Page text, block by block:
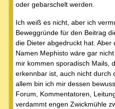
oder gebarschelt werden.
Ich weiß es nicht, aber ich
Beweggründe für den Beitrag
die Dieter abgedruckt hat. Aber
Namen Mephisto wäre gar
mir kommen sporadisch Mails,
erkennbar ist, auch nicht durch
allem bin ich mir dessen
Forum, Kommentatoren,
verdammt engen Zwickmühle